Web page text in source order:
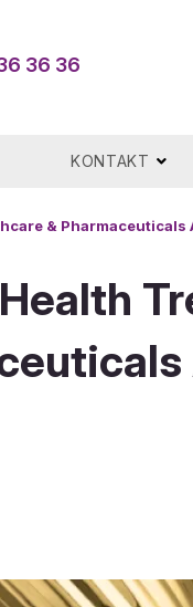
36 36
KONTAKT
& Pharmaceuticals